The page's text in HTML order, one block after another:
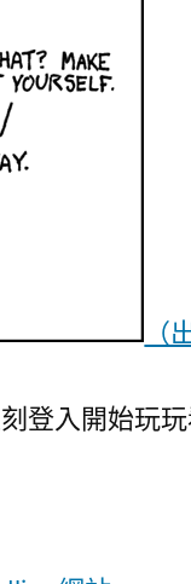
（
登入開始玩